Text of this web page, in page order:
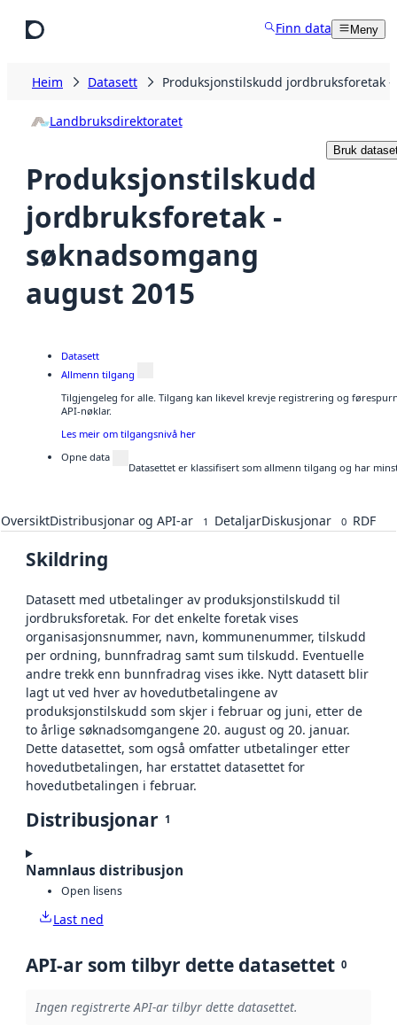
Finn data Meny
Heim Datasett Produksjonstilskudd jordbruksforetak
Landbruksdirektoratet
Produksjonstilskudd
jordbruksforetak -
søknadsomgang
august 2015
Bruk
Datasett
Allmenn tilgang
Tilgjengeleg for alle. Tilgang kan likevel krevje registrering og
API-nøklar.
Les meir om tilgangsnivå her
Opne data
Datasettet er klassifisert som allmenn tilgang og har
OversiktDistribusjonar og API-ar 1 DetaljarDiskusjonar 0 RDF
Skildring
Datasett med utbetalinger av produksjonstilskudd til
jordbruksforetak. For det enkelte foretak vises
organisasjonsnummer, navn, kommunenummer, tilskudd
per ordning, bunnfradrag samt sum tilskudd. Eventuelle
andre trekk enn bunnfradrag vises ikke. Nytt datasett blir
lagt ut ved hver av hovedutbetalingene av
produksjonstilskudd som skjer i februar og juni, etter de
to årlige søknadsomgangene 20. august og 20. januar.
Dette datasettet, som også omfatter utbetalinger etter
hovedutbetalingen, har erstattet datasettet for
hovedutbetalingen i februar.
Distribusjonar 1
Namnlaus distribusjon
Open lisens
Last ned
API-ar som tilbyr dette datasettet 0
Ingen registrerte API-ar tilbyr dette datasettet.